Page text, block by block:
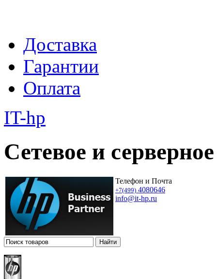
Доставка
Гарантии
Оплата
IT-hp
Сетевое и
Телефон и Почта
+7(499) 4080646
info@it-hp.ru